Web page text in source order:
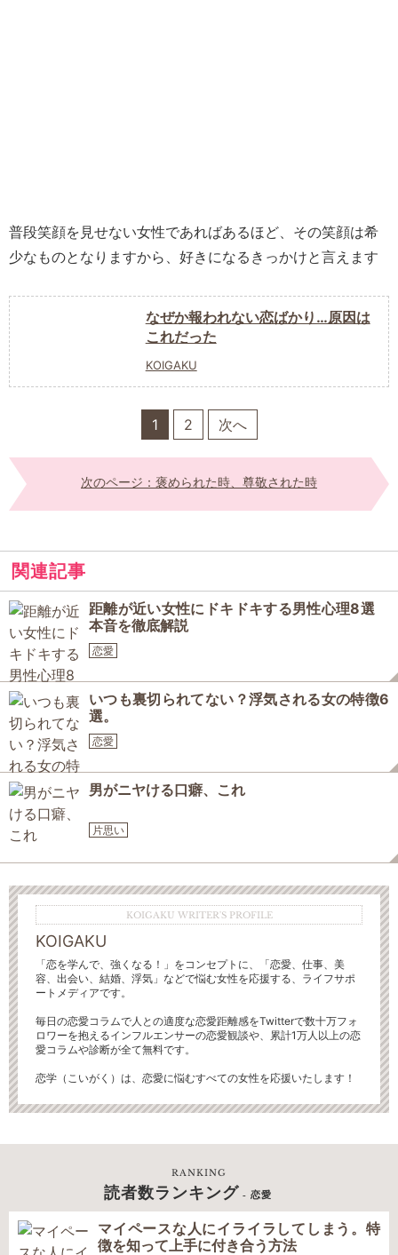
普段笑顔を見せない女性であればあるほど、その笑顔は希
少なものとなりますから、好きになるきっかけと言えます
なぜか報われない恋ばかり…原因は
これだった
KOIGAKU
1 2 次へ
次のページ：褒められた時、尊敬された時
関連記事
距離が近い女性にドキドキする男性心理8選
本音を徹底解説
恋愛
いつも裏切られてない？浮気される女の特徴6
選。
恋愛
男がニヤける口癖、これ
片思い
KOIGAKU WRITER'S PROFILE
KOIGAKU
「恋を学んで、強くなる！」をコンセプトに、「恋愛、仕事、美
容、出会い、結婚、浮気」などで悩む女性を応援する、ライフサポ
ートメディアです。
毎日の恋愛コラムで人との適度な恋愛距離感をTwitterで数十万フォ
ロワーを抱えるインフルエンサーの恋愛観談や、累計1万人以上の恋
愛コラムや診断が全て無料です。
恋学（こいがく）は、恋愛に悩むすべての女性を応援いたします！
RANKING
読者数ランキング - 恋愛
マイペースな人にイライラしてしまう。特
徴を知って上手に付き合う方法